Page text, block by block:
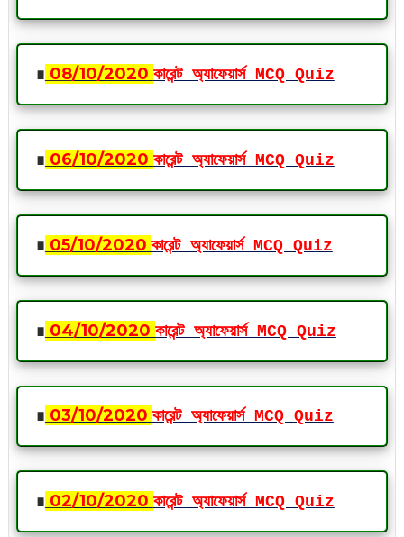
∎ 08/10/2020 কারেন্ট অ্যাফেয়ার্স MCQ Quiz
∎ 06/10/2020 কারেন্ট অ্যাফেয়ার্স MCQ Quiz
∎ 05/10/2020 কারেন্ট অ্যাফেয়ার্স MCQ Quiz
∎ 04/10/2020 কারেন্ট অ্যাফেয়ার্স MCQ Quiz
∎ 03/10/2020 কারেন্ট অ্যাফেয়ার্স MCQ Quiz
∎ 02/10/2020 কারেন্ট অ্যাফেয়ার্স MCQ Quiz